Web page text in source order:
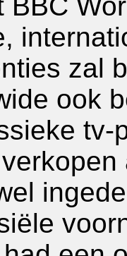
zal
ook
tv-